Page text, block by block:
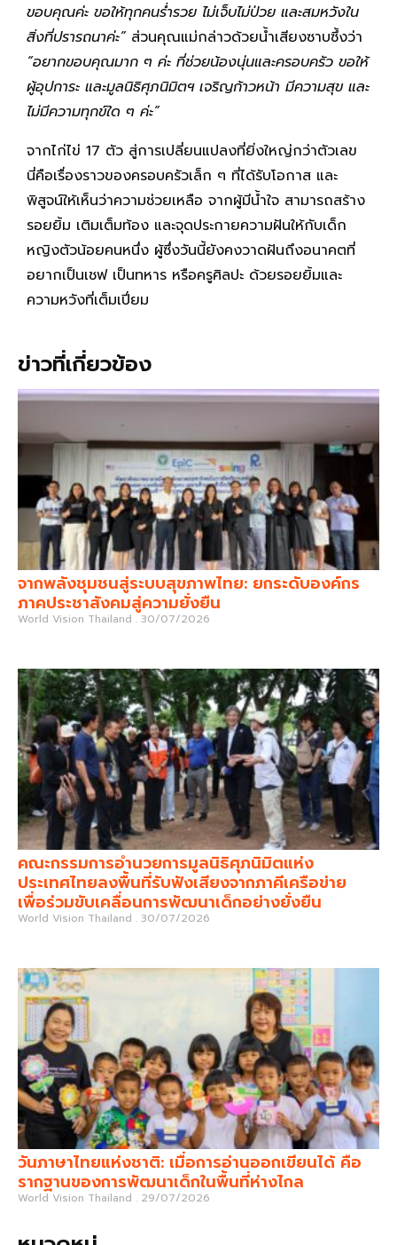
ขอบคุณค่ะ ขอให้ทุกคนร่ำรวย ไม่เจ็บไม่ป่วย และสมหวังใน
สิ่งที่ปรารถนาค่ะ”ส่วนคุณแม่กล่าวด้วยน้ำเสียงซาบซึ้งว่า
“อยากขอบคุณมาก ๆ ค่ะ ที่ช่วยน้องนุ่นและครอบครัว ขอให้
ผู้อุปการะ และมูลนิธิศุภนิมิตฯ เจริญก้าวหน้า มีความสุข และ
ไม่มีความทุกข์ใด ๆ ค่ะ”
จากไก่ไข่ 17 ตัว สู่การเปลี่ยนแปลงที่ยิ่งใหญ่กว่าตัวเลข
นี่คือเรื่องราวของครอบครัวเล็ก ๆ ที่ได้รับโอกาส และ
พิสูจน์ให้เห็นว่าความช่วยเหลือ จากผู้มีน้ำใจ สามารถสร้าง
รอยยิ้ม เติมเต็มท้อง และจุดประกายความฝันให้กับเด็ก
หญิงตัวน้อยคนหนึ่ง ผู้ซึ่งวันนี้ยังคงวาดฝันถึงอนาคตที่
อยากเป็นเชฟ เป็นทหาร หรือครูศิลปะ ด้วยรอยยิ้มและ
ความหวังที่เต็มเปี่ยม
ข่าวที่เกี่ยวข้อง
จากพลังชุมชนสู่ระบบสุขภาพไทย: ยกระดับองค์กร
ภาคประชาสังคมสู่ความยั่งยืน
World Vision Thailand 30/07/2026
คณะกรรมการอำนวยการมูลนิธิศุภนิมิตแห่ง
ประเทศไทยลงพื้นที่รับฟังเสียงจากภาคีเครือข่าย
เพื่อร่วมขับเคลื่อนการพัฒนาเด็กอย่างยั่งยืน
World Vision Thailand 30/07/2026
วันภาษาไทยแห่งชาติ: เมื่อการอ่านออกเขียนได้ คือ
รากฐานของการพัฒนาเด็กในพื้นที่ห่างไกล
World Vision Thailand 29/07/2026